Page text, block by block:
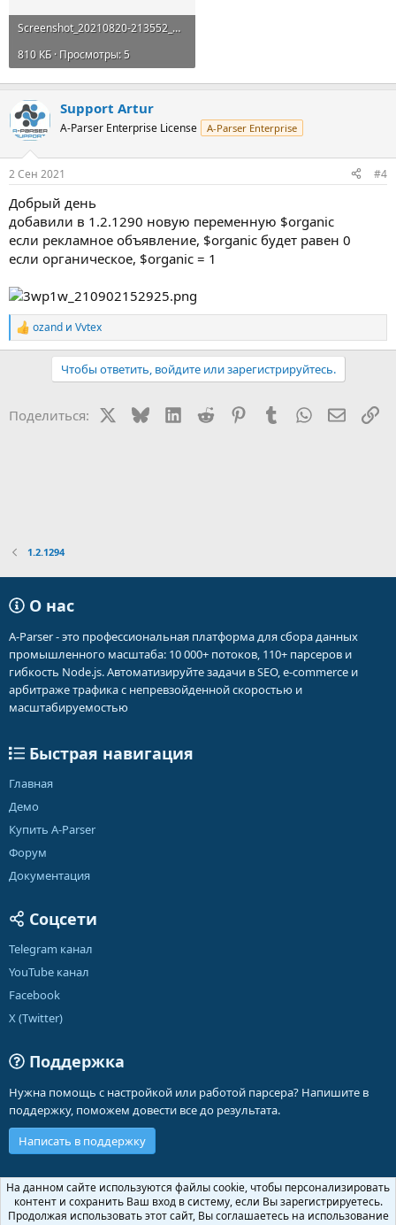
Screenshot_20210820-213552_AnyDesk.jpg
810 КБ · Просмотры: 5
Support Artur
A-Parser Enterprise License A-Parser Enterprise
2 Сен 2021 #4
Добрый день
добавили в 1.2.1290 новую переменную $organic
если рекламное объявление, $organic будет равен 0
если органическое, $organic = 1
Р
е
и
ozand и Vvtex
Чтобы ответить, войдите или зарегистрируйтесь.
Поделиться: BlueskyLinkedIn
Reddit PinterestTumblr WhatsApp
1.2.1294
О нас
A-Parser - это профессиональная платформа для сбора данных
промышленного масштаба: 10 000+ потоков, 110+ парсеров и
гибкость Node.js. Автоматизируйте задачи в SEO, e-commerce и
арбитраже трафика с непревзойденной скоростью и
масштабируемостью
Быстрая навигация
Главная
Демо
Купить A-Parser
Форум
Документация
Соцсети
Telegram канал
YouTube канал
Facebook
X (Twitter)
Поддержка
Нужна помощь с настройкой или работой парсера? Напишите в
поддержку, поможем довести все до результата.
Написать в поддержку
Russian (RU)
Обратная связь
Условия и правила
На данном сайте используются файлы cookie, чтобы персонализировать
контент и сохранить Ваш вход в систему, если Вы зарегистрируетесь.
Продолжая использовать этот сайт, Вы соглашаетесь на использование